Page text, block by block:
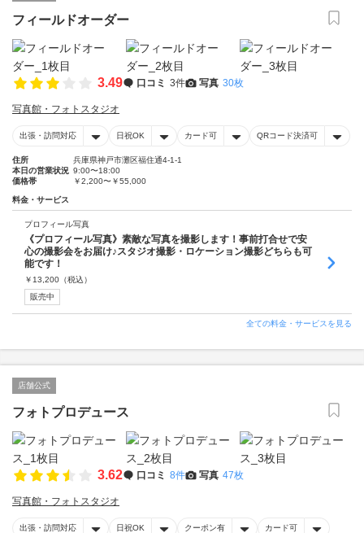
フィールドオーダー
3.49 口コミ 3件 写真 30枚
写真館・フォトスタジオ
出張・訪問対応 日祝OK カード可 QRコード決済可
住所
兵庫県神戸市灘区福住通4-1-1
本日の営業状況 9:00〜18:00
価格帯
￥2,200〜￥55,000
料金・サービス
プロフィール写真
《プロフィール写真》素敵な写真を撮影します！事前打合せで安
心の撮影会をお届け♪スタジオ撮影・ロケーション撮影どちらも可
能です！
￥ 13,200 （税込）
販売中
全ての料金・サービスを見る
店舗公式
フォトプロデュース
3.62 口コミ 8件 写真 47枚
写真館・フォトスタジオ
出張・訪問対応 日祝OK クーポン有 カード可